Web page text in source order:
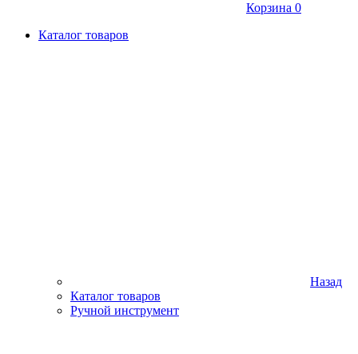
Корзина 0
Каталог товаров
Назад
Каталог товаров
Ручной инструмент